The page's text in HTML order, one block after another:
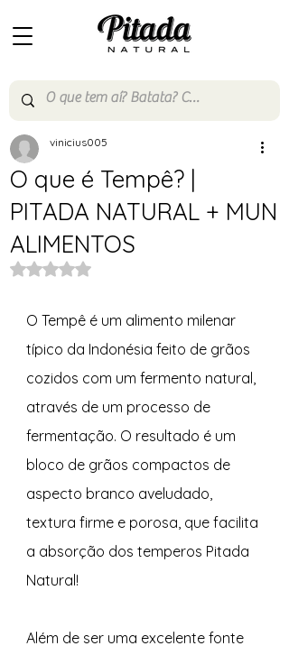
O que é Tempê? |
PITADA NATURAL + MUN
ALIMENTOS
vinicius005
Avaliado com NaN de 5 estrelas.
O Tempê é um alimento milenar
típico da Indonésia feito de grãos
cozidos com um fermento natural,
através de um processo de
fermentação. O resultado é um
bloco de grãos compactos de
aspecto branco aveludado,
textura firme e porosa, que facilita
a absorção dos temperos Pitada
Natural!
Além de ser uma excelente fonte